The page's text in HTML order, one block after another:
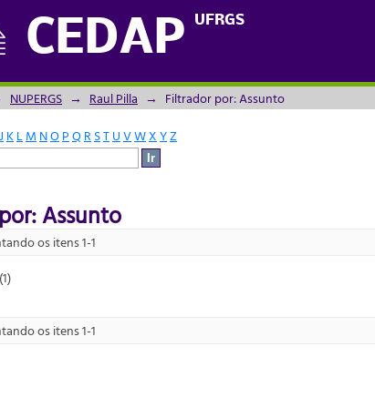
CEDAP UFRGS
Assunto
NUPERGS → Raul Pilla → Filtrador por: Assunto
J KLM NOPQRSTUVWXYZ
Assunto
os itens 1-1
os itens 1-1